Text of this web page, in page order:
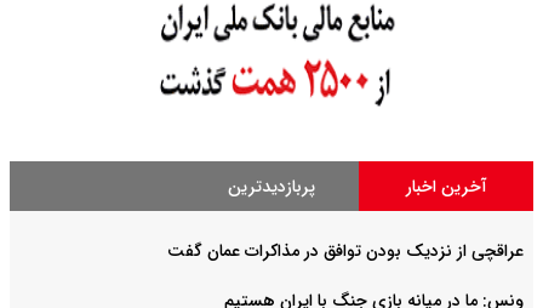
آخرین اخبار پربازدیدترین
عراقچی از نزدیک بودن توافق در مذاکرات عمان گفت
ونس: ما در میانه بازی جنگ با ایران هستیم